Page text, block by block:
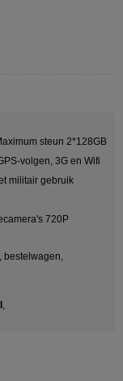
steun 2*128GB
volgen, 3G en Wifi
militair gebruik
720P
bestelwagen,
,